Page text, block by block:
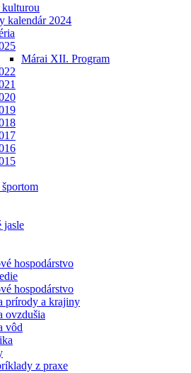
kalendár 2024
Márai XII. Program
jasle
hospodárstvo
hospodárstvo
prírody a krajiny
ovzdušia
vôd
z praxe